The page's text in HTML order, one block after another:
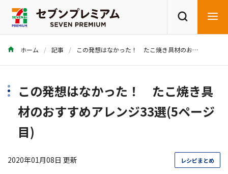
商品を探す レシピを探す
ホーム 記事 この発想はなかった！ たこ焼き具材のおすすめアレンジ33選
この発想はなかった！ たこ焼き具
材のおすすめアレンジ33選(5ページ
目)
2020年01月08日 更新 レシピまとめ